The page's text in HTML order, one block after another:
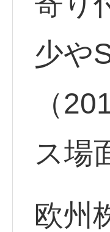
少や
（
ス場
欧州